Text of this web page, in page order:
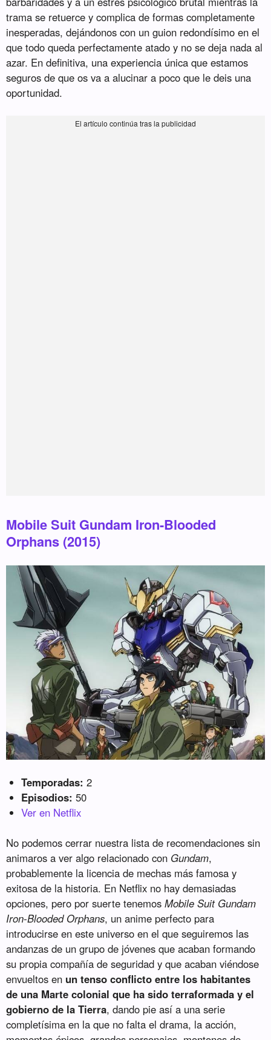
trama se retuerce y complica de formas completamente
inesperadas, dejándonos con un guion redondísimo en el
que todo queda perfectamente atado y no se deja nada al
azar. En definitiva, una experiencia única que estamos
seguros de que os va a alucinar a poco que le deis una
oportunidad.
Mobile Suit Gundam Iron-Blooded
Orphans (2015)
Temporadas: 2
Episodios: 50
Ver en Netflix
No podemos cerrar nuestra lista de recomendaciones sin
animaros a ver algo relacionado con Gundam,
probablemente la licencia de mechas más famosa y
exitosa de la historia. En Netflix no hay demasiadas
opciones, pero por suerte tenemosMobile Suit Gundam
Iron-Blooded Orphans, un anime perfecto para
introducirse en este universo en el que seguiremos las
andanzas de un grupo de jóvenes que acaban formando
su propia compañía de seguridad y que acaban viéndose
envueltos en un tenso conflicto entre los habitantes
de una Marte colonial que ha sido terraformada y el
gobierno de la Tierra, dando pie así a una serie
completísima en la que no falta el drama, la acción,